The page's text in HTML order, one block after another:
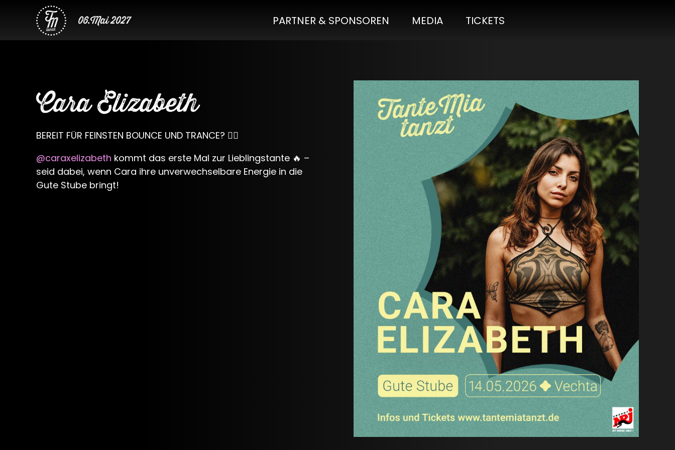
06.Mai 2027 PARTNER & SPONSOREN MEDIA TICKETS
Cara Elizabeth
BEREIT FÜR FEINSTEN BOUNCE UND TRANCE? 🧚‍♂️
@caraxelizabeth kommt das erste Mal zur Lieblingstante 🔥 –
seid dabei, wenn Cara ihre unverwechselbare Energie in die
Gute Stube bringt!